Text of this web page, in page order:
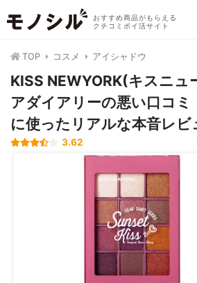
おすすめ商品がもらえる
クチコミポイ活サイト
TOP コスメ アイシャドウ
KISS NEWYORK(キスニュ
アダイアリーの悪い口コミ
に使ったリアルな本音レビ
3.62